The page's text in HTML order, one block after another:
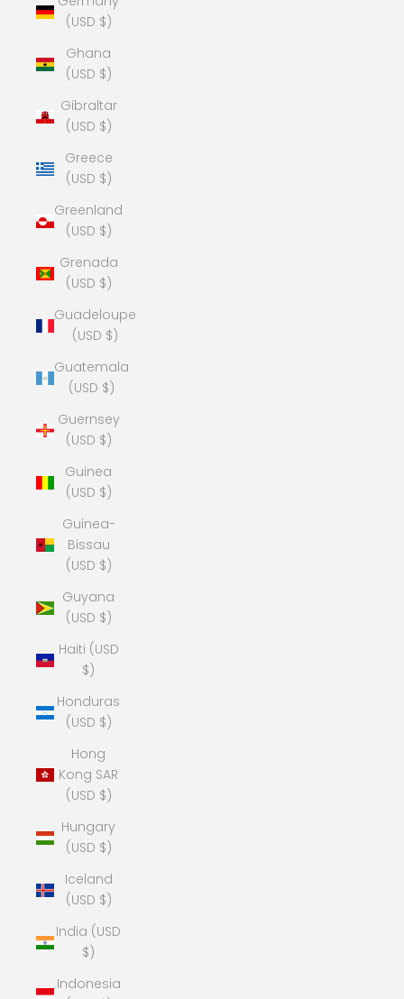
(USD $)
Ghana
(USD $)
Gibraltar
(USD $)
Greece
(USD $)
Greenland
(USD $)
Grenada
(USD $)
Guadeloupe
(USD $)
Guatemala
(USD $)
Guernsey
(USD $)
Guinea
(USD $)
Guinea-
Bissau
(USD $)
Guyana
(USD $)
Haiti (USD
$)
Honduras
(USD $)
Hong
Kong SAR
(USD $)
Hungary
(USD $)
Iceland
(USD $)
India (USD
$)
Indonesia